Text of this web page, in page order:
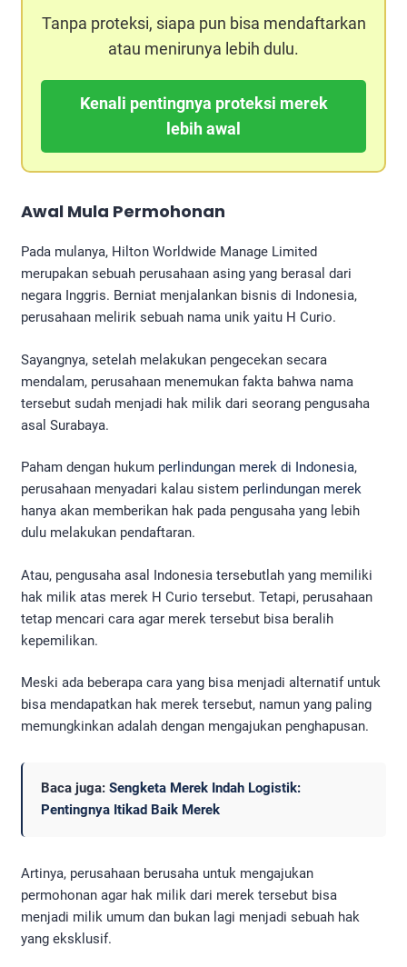
Tanpa proteksi, siapa pun bisa mendaftarkan
atau menirunya lebih dulu.
Kenali pentingnya proteksi merek
lebih awal
Awal Mula Permohonan
Pada mulanya, Hilton Worldwide Manage Limited
merupakan sebuah perusahaan asing yang berasal dari
negara Inggris. Berniat menjalankan bisnis di Indonesia,
perusahaan melirik sebuah nama unik yaitu H Curio.
Sayangnya, setelah melakukan pengecekan secara
mendalam, perusahaan menemukan fakta bahwa nama
tersebut sudah menjadi hak milik dari seorang pengusaha
asal Surabaya.
Paham dengan hukum perlindungan merek di Indonesia,
perusahaan menyadari kalau sistem perlindungan merek
hanya akan memberikan hak pada pengusaha yang lebih
dulu melakukan pendaftaran.
Atau, pengusaha asal Indonesia tersebutlah yang memiliki
hak milik atas merek H Curio tersebut. Tetapi, perusahaan
tetap mencari cara agar merek tersebut bisa beralih
kepemilikan.
Meski ada beberapa cara yang bisa menjadi alternatif untuk
bisa mendapatkan hak merek tersebut, namun yang paling
memungkinkan adalah dengan mengajukan penghapusan.
Baca juga: Sengketa Merek Indah Logistik:
Pentingnya Itikad Baik Merek
Artinya, perusahaan berusaha untuk mengajukan
permohonan agar hak milik dari merek tersebut bisa
menjadi milik umum dan bukan lagi menjadi sebuah hak
yang eksklusif.